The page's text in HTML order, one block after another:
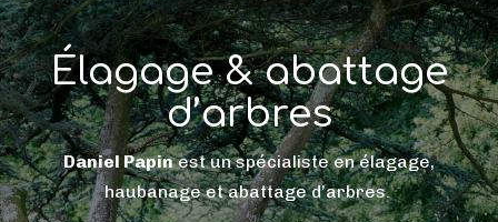
Élagage & abattage
d’arbres
Daniel Papinest un spécialiste en élagage,
haubanage et abattage d’arbres.